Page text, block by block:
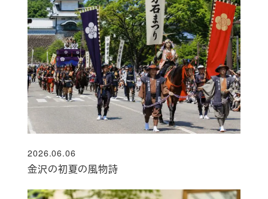
金沢の初夏の風物詩
投稿日
2026.06.06